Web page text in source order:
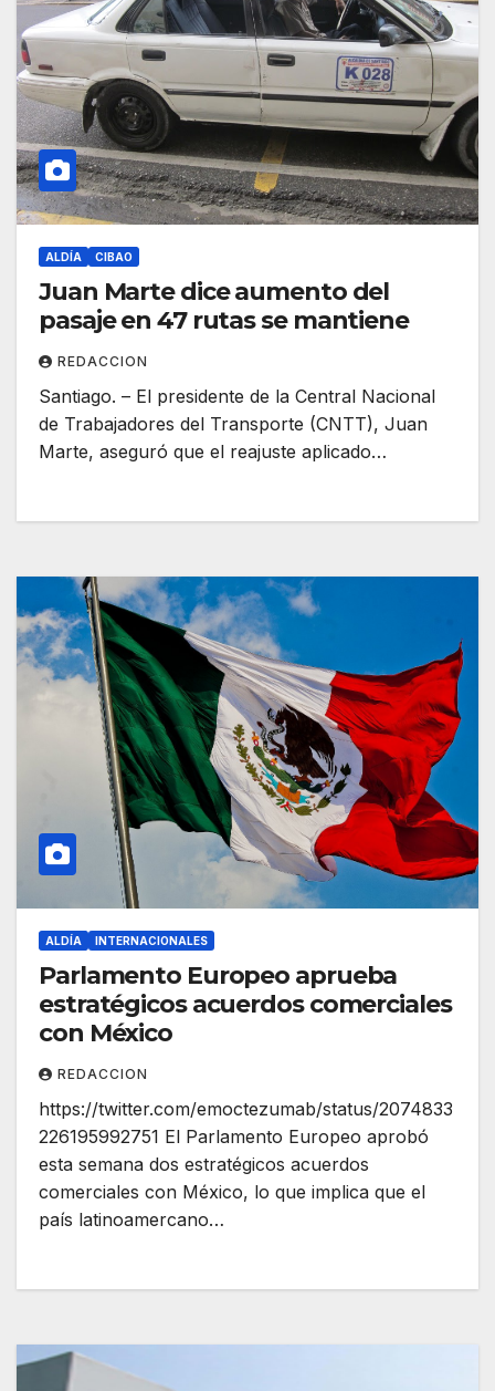
ALDÍA CIBAO
Juan Marte dice aumento del
pasaje en 47 rutas se mantiene
REDACCION
Santiago. – El presidente de la Central Nacional
de Trabajadores del Transporte (CNTT), Juan
Marte, aseguró que el reajuste aplicado…
ALDÍA INTERNACIONALES
Parlamento Europeo aprueba
estratégicos acuerdos comerciales
con México
REDACCION
https://twitter.com/emoctezumab/status/2074833
226195992751 El Parlamento Europeo aprobó
esta semana dos estratégicos acuerdos
comerciales con México, lo que implica que el
país latinoamercano…